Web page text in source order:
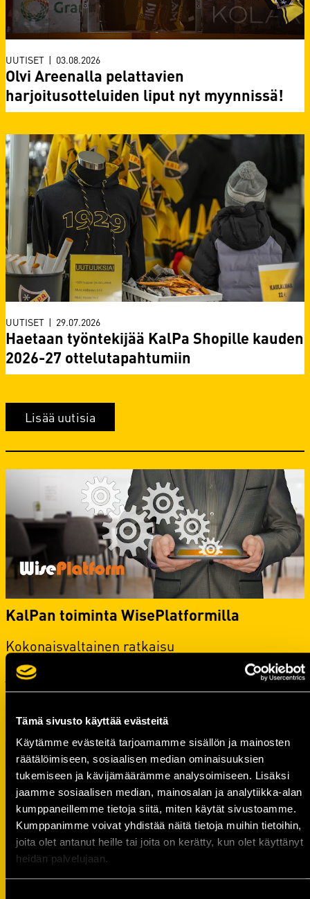
Tämä sivusto käyttää evästeitä
Käytämme evästeitä tarjoamamme sisällön ja mainosten
räätälöimiseen, sosiaalisen median ominaisuuksien
tukemiseen ja kävijämäärämme analysoimiseen. Lisäksi
jaamme sosiaalisen median, mainosalan ja analytiikka-alan
kumppaneillemme tietoja siitä, miten käytät sivustoamme.
Kumppanimme voivat yhdistää näitä tietoja muihin tietoihin,
joita olet antanut heille tai joita on kerätty, kun olet käyttänyt
heidän palvelujaan.
Olvi Areenalla pelattavien
harjoitusotteluiden liput nyt myynnissä!
UUTISET | 03.08.2026
Haetaan työntekijää KalPa Shopille kauden
2026-27 ottelutapahtumiin
UUTISET | 29.07.2026
Lisää uutisia
KalPan toiminta WisePlatformilla
Kokonaisvaltainen ratkaisu
asiakkuudenhallintaan, myyntiin, markkinointiin
ja taloushallintoon. Kaikki helppokäyttöisesti
samassa järjestelmässä, samoilla logiikoilla ja
alueisiin!
Lue lisää
TILASTOT